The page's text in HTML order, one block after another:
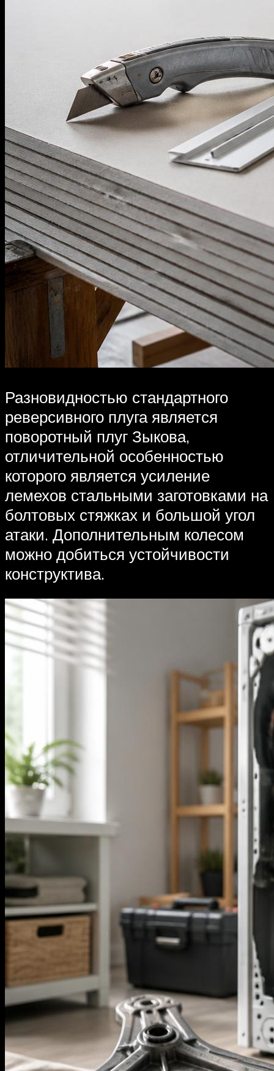
Разновидностью стандартного
реверсивного плуга является
поворотный плуг Зыкова,
отличительной особенностью
которого является усиление
лемехов стальными заготовками на
болтовых стяжках и большой угол
атаки. Дополнительным колесом
можно добиться устойчивости
конструктива.